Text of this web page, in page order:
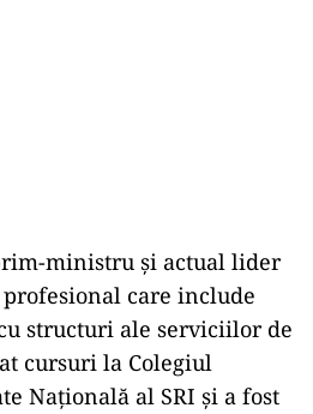
ministru și actual lider
care include
structuri ale serviciilor de
cursuri la Colegiul
Națională al SRI și a fost